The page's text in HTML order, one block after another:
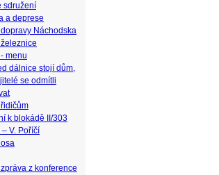
sdružení
a deprese
Náchodska
menu
dálnice stojí dům,
se odmítli
k blokádě II/303
– V. Poříčí
z konference